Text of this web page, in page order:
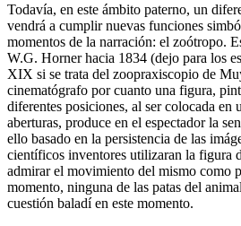
Todavía, en este ámbito paterno, un
vendrá a cumplir nuevas funciones
momentos de la narración: el zoótropo.
W.G. Horner hacia 1834 (dejo para los
XIX si se trata del zoopraxiscopio de
cinematógrafo por cuanto una figura,
diferentes posiciones, al ser colocada en
aberturas, produce en el espectador la
ello basado en la persistencia de las
científicos inventores utilizaran la figura
admirar el movimiento del mismo como
momento, ninguna de las patas del
cuestión baladí en este momento.